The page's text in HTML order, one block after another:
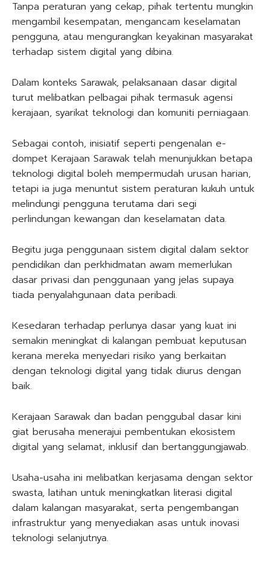
Tanpa peraturan yang cekap, pihak tertentu mungkin
mengambil kesempatan, mengancam keselamatan
pengguna, atau mengurangkan keyakinan masyarakat
terhadap sistem digital yang dibina.
Dalam konteks Sarawak, pelaksanaan dasar digital
turut melibatkan pelbagai pihak termasuk agensi
kerajaan, syarikat teknologi dan komuniti perniagaan.
Sebagai contoh, inisiatif seperti pengenalan e-
dompet Kerajaan Sarawak telah menunjukkan betapa
teknologi digital boleh mempermudah urusan harian,
tetapi ia juga menuntut sistem peraturan kukuh untuk
melindungi pengguna terutama dari segi
perlindungan kewangan dan keselamatan data.
Begitu juga penggunaan sistem digital dalam sektor
pendidikan dan perkhidmatan awam memerlukan
dasar privasi dan penggunaan yang jelas supaya
tiada penyalahgunaan data peribadi.
Kesedaran terhadap perlunya dasar yang kuat ini
semakin meningkat di kalangan pembuat keputusan
kerana mereka menyedari risiko yang berkaitan
dengan teknologi digital yang tidak diurus dengan
baik.
Kerajaan Sarawak dan badan penggubal dasar kini
giat berusaha menerajui pembentukan ekosistem
digital yang selamat, inklusif dan bertanggungjawab.
Usaha-usaha ini melibatkan kerjasama dengan sektor
swasta, latihan untuk meningkatkan literasi digital
dalam kalangan masyarakat, serta pengembangan
infrastruktur yang menyediakan asas untuk inovasi
teknologi selanjutnya.